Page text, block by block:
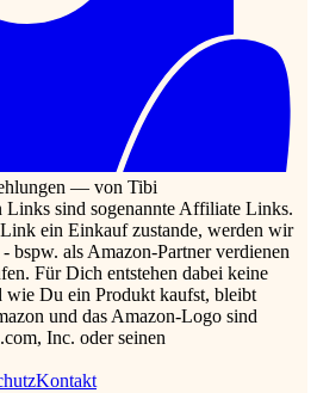
— von Tibi
sind sogenannte Affiliate Links.
ein Einkauf zustande, werden wir
bspw. als Amazon-Partner verdienen
Für Dich entstehen dabei keine
wie Du ein Produkt kaufst, bleibt
und das Amazon-Logo sind
Inc. oder seinen
Kontakt